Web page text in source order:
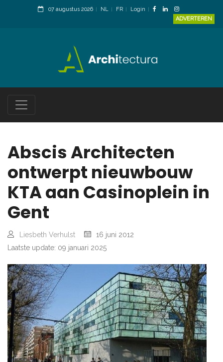
07 augustus 2026 NL FR
Login
ADVERTEREN
Abscis Architecten
ontwerpt nieuwbouw
KTA aan Casinoplein in
Gent
Liesbeth Verhulst
16 juni 2012
Laatste update: 09 januari 2025